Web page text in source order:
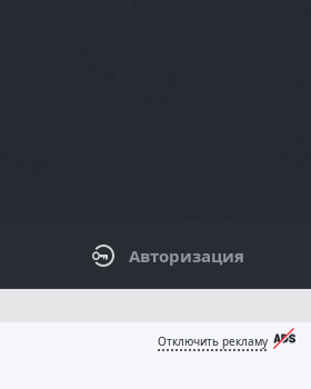
Авторизация
БОКОВАЯОтключить рекламу